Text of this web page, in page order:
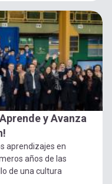
y Avanza
aprendizajes en
años de las
de una cultura